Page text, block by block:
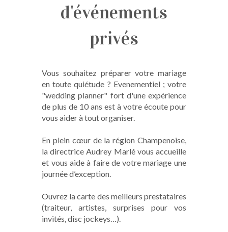
d'événements
privés
Vous souhaitez préparer votre mariage
en toute quiétude ? Evenementiel ; votre
"wedding planner" fort d'une expérience
de plus de 10 ans est à votre écoute pour
vous aider à tout organiser.
En plein cœur de la région Champenoise,
la directrice Audrey Marlé vous accueille
et vous aide à faire de votre mariage une
journée d’exception.
Ouvrez la carte des meilleurs prestataires
(traiteur, artistes, surprises pour vos
invités, disc jockeys…).